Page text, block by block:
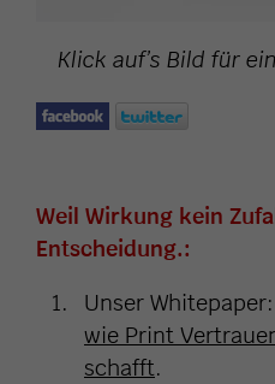
Klick auf’s Bild für
Weil Wirkung kein
Entscheidung.:
Unser Whitepaper:
wie Print
schafft.